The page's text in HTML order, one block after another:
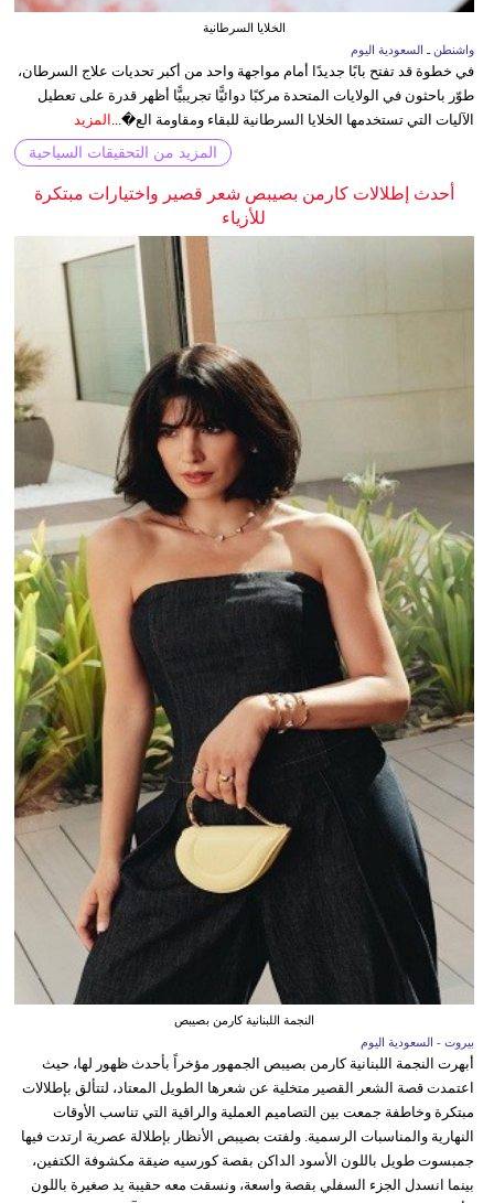
الخلايا السرطانية
واشنطن ـ السعودية اليوم
في خطوة قد تفتح بابًا جديدًا أمام مواجهة واحد من أكبر تحديات علاج السرطان،
طوّر باحثون في الولايات المتحدة مركبًا دوائيًّا تجريبيًّا أظهر قدرة على تعطيل
الآليات التي تستخدمها الخلايا السرطانية للبقاء ومقاومة الع�... المزيد
المزيد من التحقيقات السياحية
أحدث إطلالات كارمن بصيبص شعر قصير واختيارات مبتكرة
للأزياء
النجمة اللبنانية كارمن بصيبص
بيروت - السعودية اليوم
أبهرت النجمة اللبنانية كارمن بصيبص الجمهور مؤخراً بأحدث ظهور لها، حيث
اعتمدت قصة الشعر القصير متخلية عن شعرها الطويل المعتاد، لتتألق بإطلالات
مبتكرة وخاطفة جمعت بين التصاميم العملية والراقية التي تناسب الأوقات
النهارية والمناسبات الرسمية. ولفتت بصيبص الأنظار بإطلالة عصرية ارتدت فيها
جمبسوت طويل باللون الأسود الداكن بقصة كورسيه ضيقة مكشوفة الكتفين،
بينما انسدل الجزء السفلي بقصة واسعة، ونسقت معه حقيبة يد صغيرة باللون